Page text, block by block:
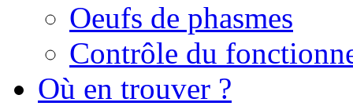
Oeufs de phasmes
Contrôle du
Où en trouver ?